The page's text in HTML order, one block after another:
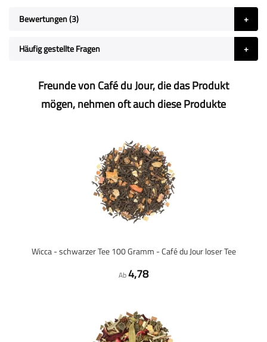
Bewertungen 3
Häufig gestellte Fragen
Freunde von Café du Jour, die das Produkt
mögen, nehmen oft auch diese Produkte
Wicca - schwarzer Tee 100 Gramm - Café du Jour loser Tee
Ab4,78